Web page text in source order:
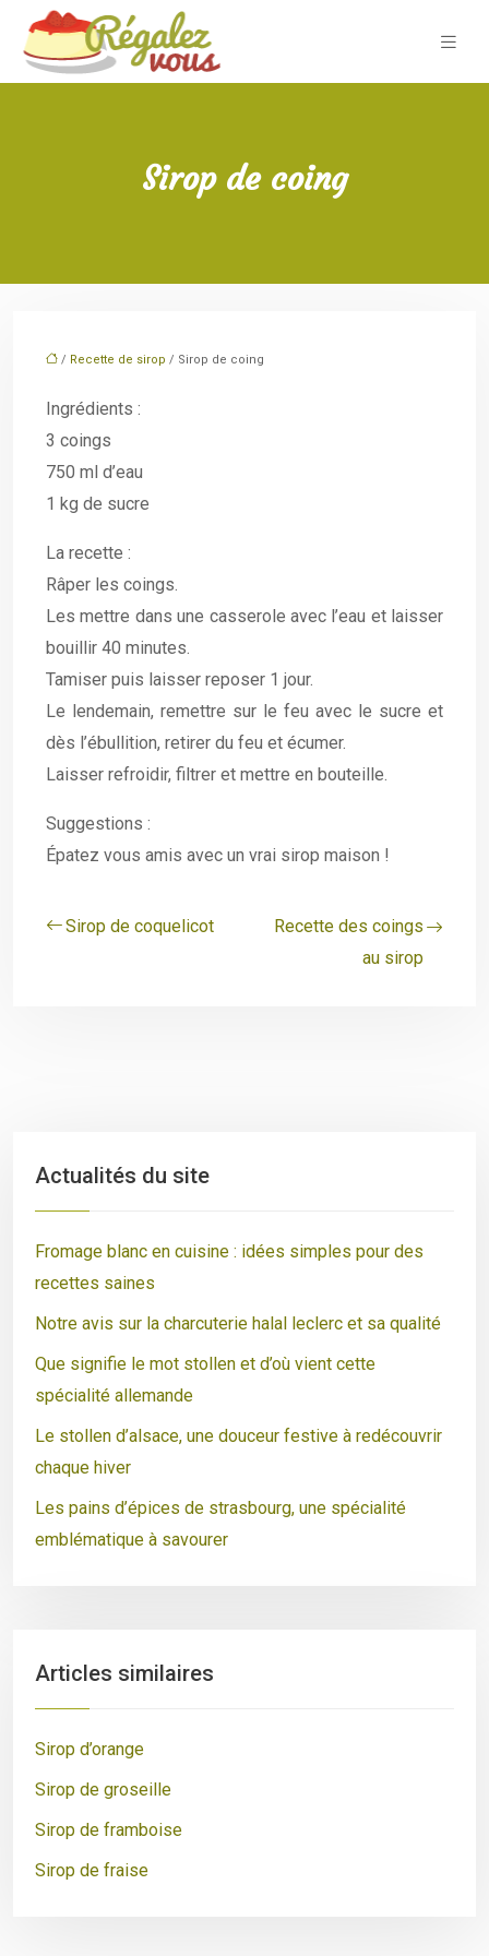
Sirop de coing
/ Recette de sirop / Sirop de coing
Ingrédients :
3 coings
750 ml d’eau
1 kg de sucre
La recette :
Râper les coings.
Les mettre dans une casserole avec l’eau et laisser
bouillir 40 minutes.
Tamiser puis laisser reposer 1 jour.
Le lendemain, remettre sur le feu avec le sucre et
dès l’ébullition, retirer du feu et écumer.
Laisser refroidir, filtrer et mettre en bouteille.
Suggestions :
Épatez vous amis avec un vrai sirop maison !
Sirop de coquelicot
Recette des coings
au sirop
Actualités du site
Fromage blanc en cuisine : idées simples pour des
recettes saines
Notre avis sur la charcuterie halal leclerc et sa qualité
Que signifie le mot stollen et d’où vient cette
spécialité allemande
Le stollen d’alsace, une douceur festive à redécouvrir
chaque hiver
Les pains d’épices de strasbourg, une spécialité
emblématique à savourer
Articles similaires
Sirop d’orange
Sirop de groseille
Sirop de framboise
Sirop de fraise